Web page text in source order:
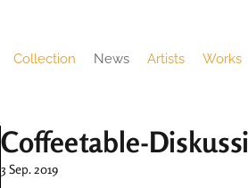
Collection News Artists Works
Coffeetable-
3 Sep. 2019